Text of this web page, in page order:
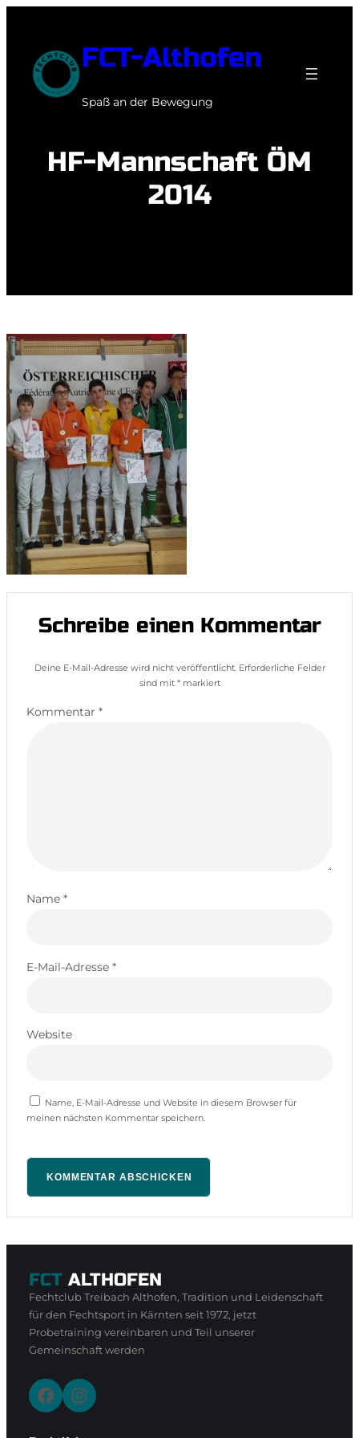
springen
FCT-Althofen
Spaß an der Bewegung
HF-Mannschaft ÖM
2014
Schreibe einen Kommentar
Deine E-Mail-Adresse wird nicht veröffentlicht. Erforderliche Felder
sind mit *markiert
Kommentar *
Name *
E-Mail-Adresse *
Website
Name, E-Mail-Adresse und Website in diesem Browser für
meinen nächsten Kommentar speichern.
FCT ALTHOFEN
Fechtclub Treibach Althofen, Tradition und Leidenschaft
für den Fechtsport in Kärnten seit 1972, jetzt
Probetraining vereinbaren und Teil unserer
Gemeinschaft werden
Facebook Instagram